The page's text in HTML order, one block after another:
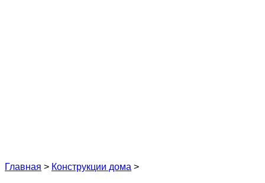
Главная > Конструкции дома >